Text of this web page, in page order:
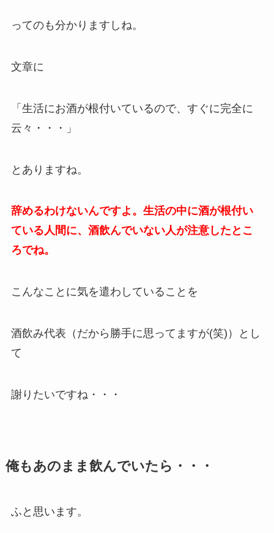
ってのも分かりますしね。
文章に
「生活にお酒が根付いているので、すぐに完全に
云々・・・」
とありますね。
辞めるわけないんですよ。生活の中に酒が根付い
ている人間に、酒飲んでいない人が注意したとこ
ろでね。
こんなことに気を遣わしていることを
酒飲み代表（だから勝手に思ってますが(笑)）とし
て
謝りたいですね・・・
俺もあのまま飲んでいたら・・・
ふと思います。